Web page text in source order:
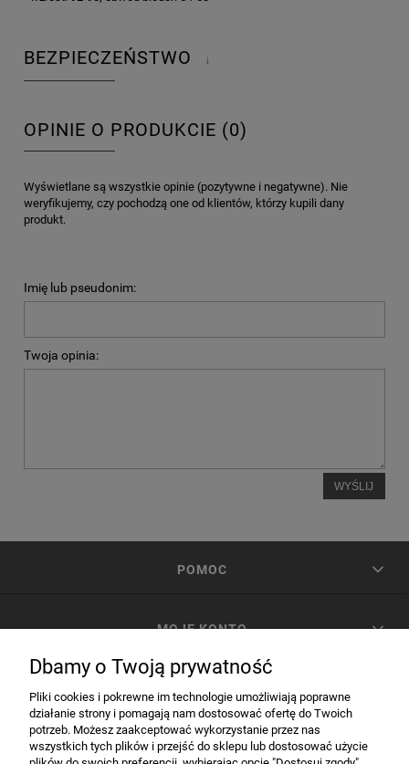
BEZPIECZEŃSTWO ↓
OPINIE O PRODUKCIE (0)
Wyświetlane są wszystkie opinie (pozytywne i negatywne). Nie
weryfikujemy, czy pochodzą one od klientów, którzy kupili dany
produkt.
Imię lub pseudonim:
Twoja opinia:
WYŚLIJ
POMOC
MOJE KONTO
INFORMACJE
Dbamy o Twoją prywatność
Pliki cookies i pokrewne im technologie umożliwiają poprawne
działanie strony i pomagają nam dostosować ofertę do Twoich
potrzeb. Możesz zaakceptować wykorzystanie przez nas
wszystkich tych plików i przejść do sklepu lub dostosować użycie